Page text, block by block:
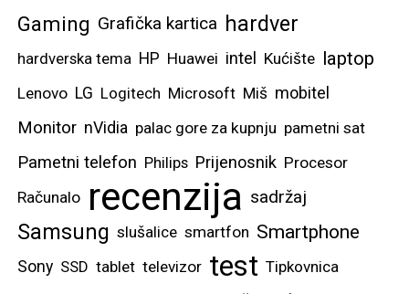
Gaming Grafička kartica hardver
hardverska tema HP Huawei intel Kućište laptop
Lenovo LG Logitech Microsoft Miš mobitel
Monitor nVidia palac gore za kupnju pametni sat
Pametni telefon Philips Prijenosnik Procesor
Računalo recenzija sadržaj
Samsung slušalice smartfon Smartphone
Sony SSD tablet televizor test Tipkovnica